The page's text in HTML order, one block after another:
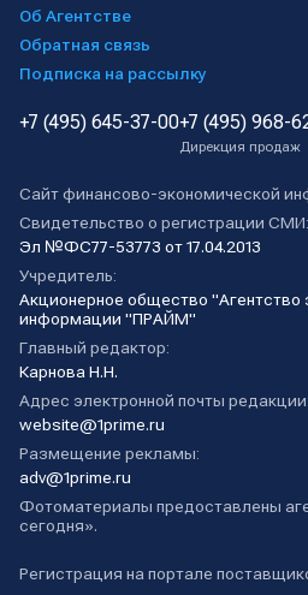
Об Агентстве
Обратная связь
Подписка на рассылку
+7 (495) 645-37-00+7 (495) 968-
Дирекция продаж
Сайт финансово-экономической
Свидетельство о регистрации СМИ:
Эл №ФС77-53773 от 17.04.2013
Учредитель:
Акционерное общество "Агентство
информации "ПРАЙМ"
Главный редактор:
Карнова Н.Н.
Адрес электронной почты редакции:
website@1prime.ru
Размещение рекламы:
adv@1prime.ru
Фотоматериалы предоставлены
сегодня».
Регистрация на портале